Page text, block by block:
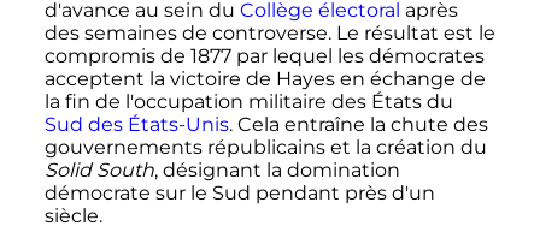
d'avance au sein du Collège électoral après
des semaines de controverse. Le résultat est le
compromis de 1877 par lequel les démocrates
acceptent la victoire de Hayes en échange de
la fin de l'occupation militaire des États du
Sud des États-Unis. Cela entraîne la chute des
gouvernements républicains et la création du
Solid South, désignant la domination
démocrate sur le Sud pendant près d'un
siècle.